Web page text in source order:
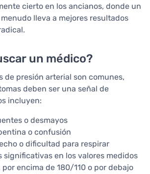
cierto en los ancianos, donde un
lleva a mejores resultados
un médico?
de presión arterial son comunes,
deben ser una señal de
incluyen:
o desmayos
o confusión
o dificultad para respirar
significativas en los valores medidos
por encima de 180/110 o por debajo